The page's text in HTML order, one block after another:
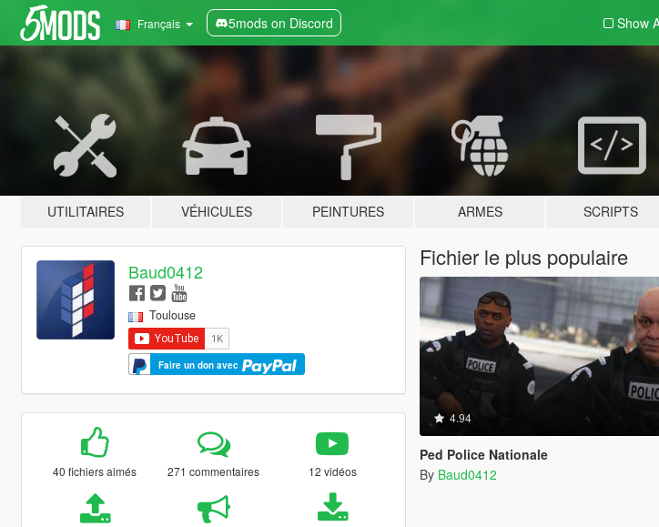
Français 5mods on Discord Show
UTILITAIRES VÉHICULES PEINTURES ARMES SCRIPTS
Baud0412
Toulouse
Faire un don avec
40 fichiers aimés 271 commentaires 12 vidéos
Fichier le plus populaire
4.94
Ped Police Nationale
By Baud0412